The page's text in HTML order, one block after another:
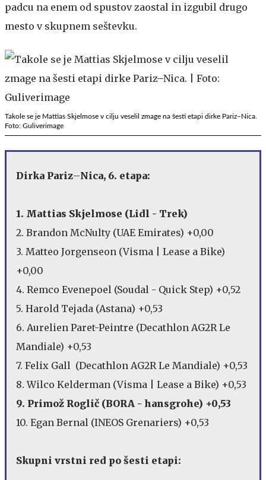
padcu na enem od spustov zaostal in izgubil drugo
mesto v skupnem seštevku.
Takole se je Mattias Skjelmose v cilju veselil zmage na šesti etapi dirke Pariz–Nica.
Foto: Guliverimage
Dirka Pariz–Nica, 6. etapa:
1. Mattias Skjelmose (Lidl - Trek)
2. Brandon McNulty (UAE Emirates) +0,00
3. Matteo Jorgenseon (Visma | Lease a Bike)
+0,00
4. Remco Evenepoel (Soudal - Quick Step) +0,52
5. Harold Tejada (Astana) +0,53
6. Aurelien Paret-Peintre (Decathlon AG2R Le
Mandiale) +0,53
7. Felix Gall (Decathlon AG2R Le Mandiale) +0,53
8. Wilco Kelderman (Visma | Lease a Bike) +0,53
9. Primož Roglič (BORA - hansgrohe) +0,53
10. Egan Bernal (INEOS Grenariers) +0,53
Skupni vrstni red po šesti etapi: